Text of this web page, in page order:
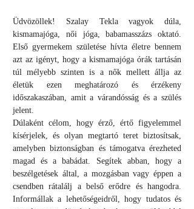
Üdvözöllek! Szalay Tekla vagyok dúla,
kismamajóga, női jóga, babamasszázs oktató.
Első gyermekem születése hívta életre bennem
azt az igényt, hogy a kismamajóga órák tartásán
túl mélyebb szinten is a nők mellett állja az
életük ezen meghatározó és érzékeny
időszakaszában, amit a várandósság és a szülés
jelent.
Dúlaként célom, hogy érző, értő figyelemmel
kísérjelek, és olyan megtartó teret biztosítsak,
amelyben biztonságban és támogatva érezheted
magad és a babádat. Segítek abban, hogy a
beszélgetések által, a mozgásban vagy éppen a
csendben rátalálj a belső erődre és hangodra.
Informállak a lehetőségeidről, hogy tudatos és